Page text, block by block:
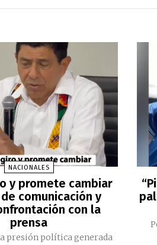
NACIONALES
y promete cambiar
comunicación y
con la
prensa
presión política generada